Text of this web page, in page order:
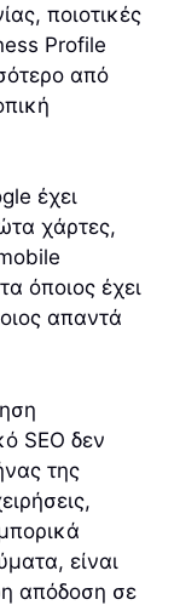
ποιοτικές
Profile
από
έχει
χάρτες,
όποιος έχει
απαντά
SEO δεν
της
είναι
απόδοση σε